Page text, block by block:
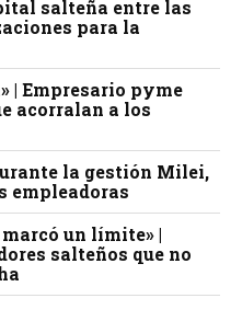
salteña entre las
para la
| Empresario pyme
acorralan a los
la gestión Milei,
empleadoras
un límite» |
salteños que no